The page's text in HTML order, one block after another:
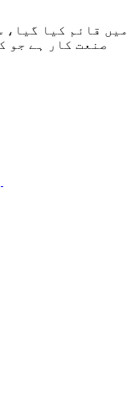
صنعت کار ہے جو